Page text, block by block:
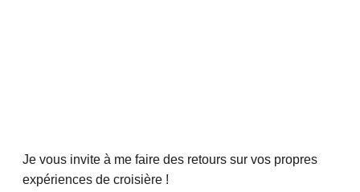
Je vous invite à me faire des retours sur vos propres
expériences de croisière !